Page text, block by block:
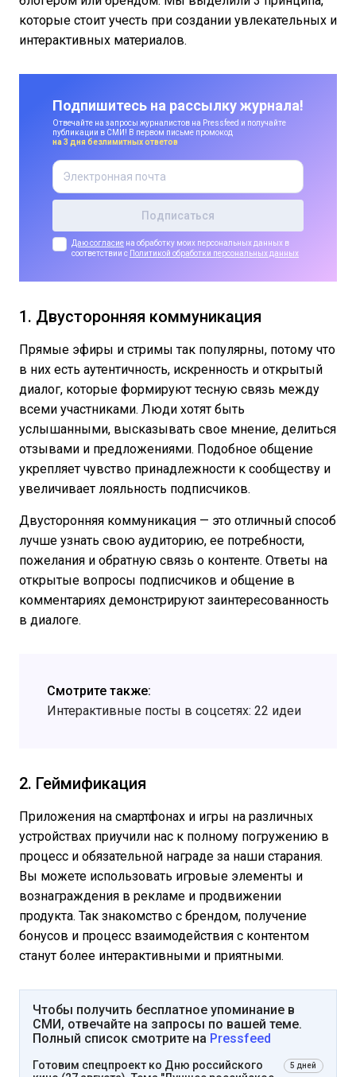
которые стоит учесть при создании увлекательных и
интерактивных материалов.
Подпишитесь на рассылку журнала!
Отвечайте на запросы журналистов на Pressfeed и получайте
публикации в СМИ! В первом письме промокод
на 3 дня безлимитных ответов
Даю согласие на обработку моих персональных данных в
соответствии с
Политикой обработки персональных данных
1. Двусторонняя коммуникация
Прямые эфиры и стримы так популярны, потому что
в них есть аутентичность, искренность и открытый
диалог, которые формируют тесную связь между
всеми участниками. Люди хотят быть
услышанными, высказывать свое мнение, делиться
отзывами и предложениями. Подобное общение
укрепляет чувство принадлежности к сообществу и
увеличивает лояльность подписчиков.
Двусторонняя коммуникация — это отличный способ
лучше узнать свою аудиторию, ее потребности,
пожелания и обратную связь о контенте. Ответы на
открытые вопросы подписчиков и общение в
комментариях демонстрируют заинтересованность
в диалоге.
Смотрите также:
Интерактивные посты в соцсетях: 22 идеи
2. Геймификация
Приложения на смартфонах и игры на различных
устройствах приучили нас к полному погружению в
процесс и обязательной награде за наши старания.
Вы можете использовать игровые элементы и
вознаграждения в рекламе и продвижении
продукта. Так знакомство с брендом, получение
бонусов и процесс взаимодействия с контентом
станут более интерактивными и приятными.
Чтобы получить бесплатное упоминание в
СМИ, отвечайте на запросы по вашей теме.
Полный список смотрите на Pressfeed
Готовим спецпроект ко Дню российского
5 дней